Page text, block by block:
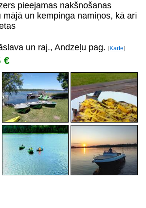
pieejamas nakšņošanas
mājā un kempinga namiņos, kā arī
un raj., Andzeļu pag. [Karte]
€